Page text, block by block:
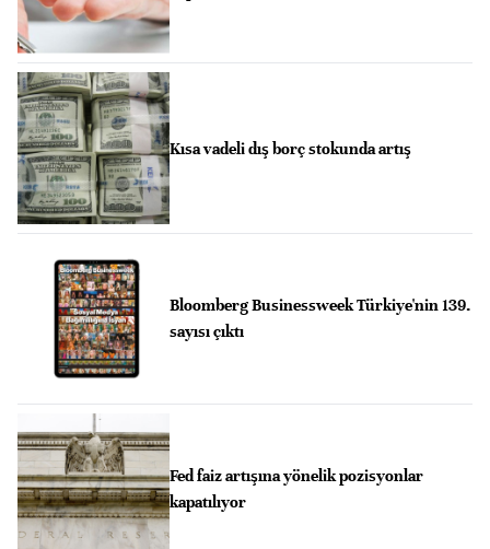
Kısa vadeli dış borç stokunda artış
Bloomberg Businessweek Türkiye'nin 139.
sayısı çıktı
Fed faiz artışına yönelik pozisyonlar
kapatılıyor